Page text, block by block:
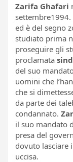
Zarifa Ghafari
settembre1994.
ed è del segno
studiato prima
proseguire gli
proclamata
del suo
uomini che
che si
da parte dei
condannato.
il suo mandato
presa del
dovuto lasciare
uccisa.